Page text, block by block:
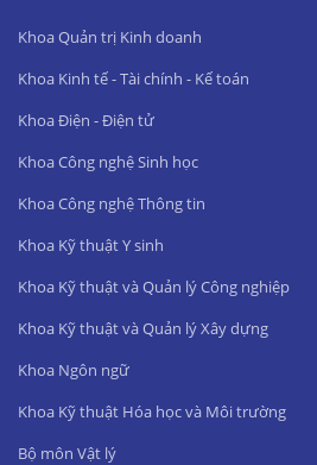
Khoa Quản trị Kinh doanh
Khoa Kinh tế - Tài chính - Kế toán
Khoa Điện - Điện tử
Khoa Công nghệ Sinh học
Khoa Công nghệ Thông tin
Khoa Kỹ thuật Y sinh
Khoa Kỹ thuật và Quản lý Công nghiệp
Khoa Kỹ thuật và Quản lý Xây dựng
Khoa Ngôn ngữ
Khoa Kỹ thuật Hóa học và Môi trường
Bộ môn Vật lý